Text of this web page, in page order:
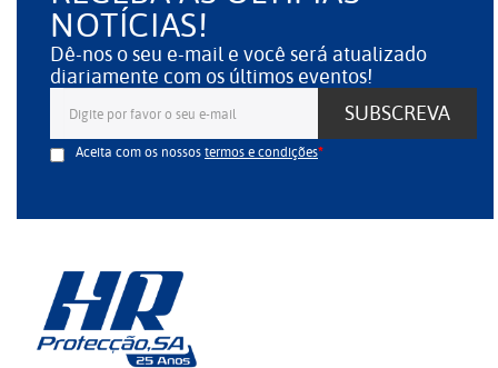
NOTÍCIAS!
Dê-nos o seu e-mail e você será atualizado
diariamente com os últimos eventos!
SUBSCREVA
Aceita com os nossostermos e condições